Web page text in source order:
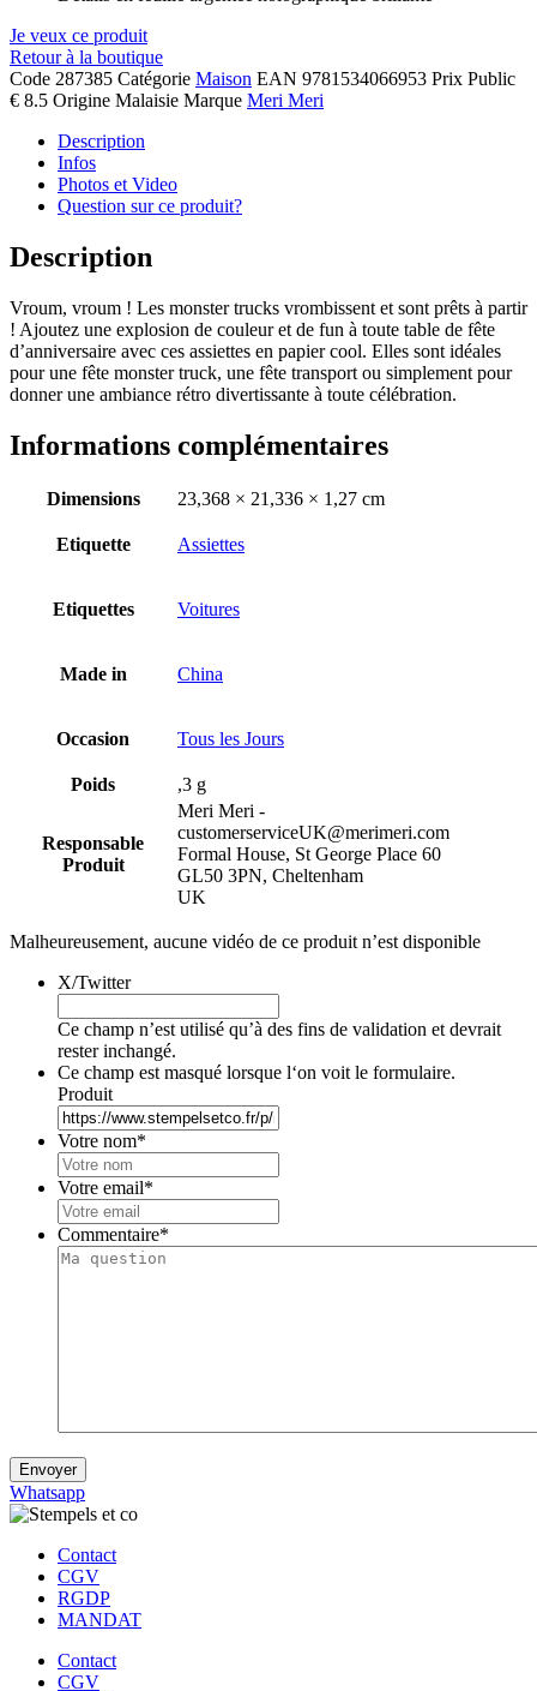
Je veux ce produit
Retour à la boutique
Code 287385 Catégorie Maison EAN 9781534066953 Prix Public
€ 8.5 Origine Malaisie Marque Meri Meri
Description
Infos
Photos et Video
Question sur ce produit?
Description
Vroum, vroum ! Les monster trucks vrombissent et sont prêts à partir
! Ajoutez une explosion de couleur et de fun à toute table de fête
d’anniversaire avec ces assiettes en papier cool. Elles sont idéales
pour une fête monster truck, une fête transport ou simplement pour
donner une ambiance rétro divertissante à toute célébration.
Informations complémentaires
Dimensions 23,368 × 21,336 × 1,27 cm
Etiquette Assiettes
Etiquettes Voitures
Made in China
Occasion Tous les Jours
Poids ,3 g
Responsable
Produit
Meri Meri -
customerserviceUK@merimeri.com
Formal House, St George Place 60
GL50 3PN, Cheltenham
UK
Malheureusement, aucune vidéo de ce produit n’est disponible
X/Twitter
Ce champ n’est utilisé qu’à des fins de validation et devrait
rester inchangé.
Ce champ est masqué lorsque l‘on voit le formulaire.
Produit
Votre nom*
Votre email*
Commentaire*
Envoyer
Whatsapp
Contact
CGV
RGDP
MANDAT
Contact
CGV